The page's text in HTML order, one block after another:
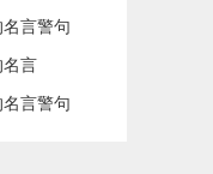
言警句
名言
言警句